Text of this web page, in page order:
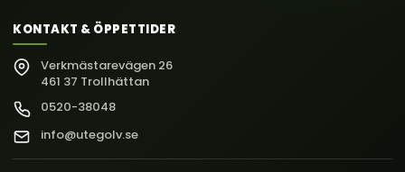
KONTAKT & ÖPPETTIDER
Verkmästarevägen 26
461 37 Trollhättan
0520-38048
info@utegolv.se